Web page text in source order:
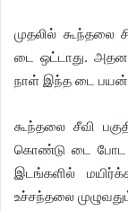
முதலில் கூந்தலை
டை ஒட்டாது.
நாள் இந்த டை
கூந்தலை சீவி
கொண்டு டை போட
இடங்களில்
உச்சந்தலை